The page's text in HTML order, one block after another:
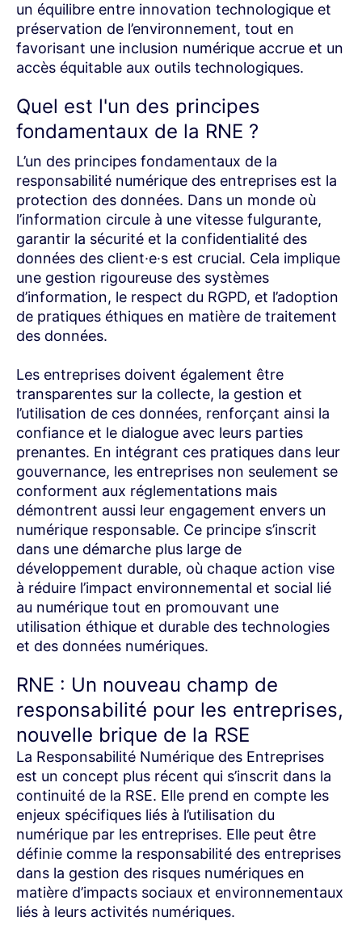
un équilibre entre innovation technologique et
préservation de l’environnement, tout en
favorisant une inclusion numérique accrue et un
accès équitable aux outils technologiques.
Quel est l'un des principes
fondamentaux de la RNE ?​
L’un des principes fondamentaux de la
responsabilité numérique des entreprises est la
protection des données. Dans un monde où
l’information circule à une vitesse fulgurante,
garantir la sécurité et la confidentialité des
données des client·e·s est crucial. Cela implique
une gestion rigoureuse des systèmes
d’information, le respect du RGPD, et l’adoption
de pratiques éthiques en matière de traitement
des données.
Les entreprises doivent également être
transparentes sur la collecte, la gestion et
l’utilisation de ces données, renforçant ainsi la
confiance et le dialogue avec leurs parties
prenantes. En intégrant ces pratiques dans leur
gouvernance, les entreprises non seulement se
conforment aux réglementations mais
démontrent aussi leur engagement envers un
numérique responsable. Ce principe s’inscrit
dans une démarche plus large de
développement durable, où chaque action vise
à réduire l’impact environnemental et social lié
au numérique tout en promouvant une
utilisation éthique et durable des technologies
et des données numériques.
RNE : Un nouveau champ de
responsabilité pour les entreprises,
nouvelle brique de la RSE
La Responsabilité Numérique des Entreprises
est un concept plus récent qui s’inscrit dans la
continuité de la RSE. Elle prend en compte les
enjeux spécifiques liés à l’utilisation du
numérique par les entreprises. Elle peut être
définie comme la responsabilité des entreprises
dans la gestion des risques numériques en
matière d’impacts sociaux et environnementaux
liés à leurs activités numériques.